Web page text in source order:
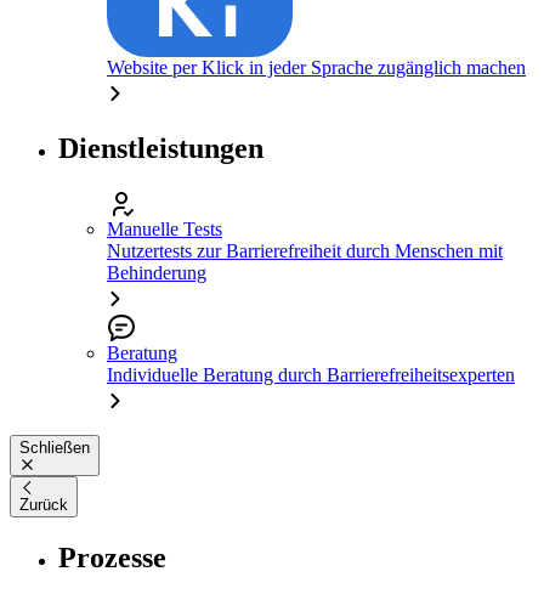
Website per Klick in jeder Sprache zugänglich machen
Dienstleistungen
Manuelle Tests
Nutzertests zur Barrierefreiheit durch Menschen mit
Behinderung
Beratung
Individuelle Beratung durch Barrierefreiheitsexperten
Schließen
Zurück
Prozesse